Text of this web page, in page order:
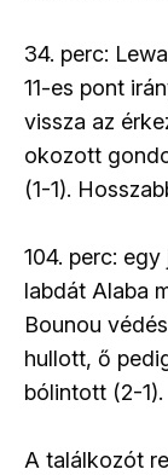
34. perc:
11-es pont
vissza az
okozott
(1-1).
104. perc:
labdát Alaba
Bounou
hullott, ő
bólintott (2-1).
A találkozót